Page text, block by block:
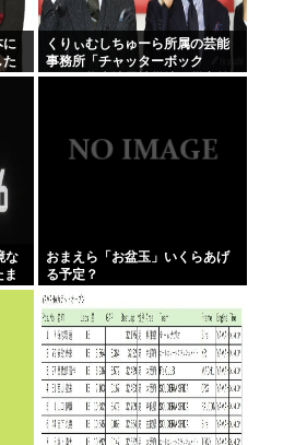
到
くりぃむしちゅーら所属の芸能
事務所「チャッターボック
ス」、熊本地震被災地に災害義
な
ま
おまえら「お盆玉」いくらあげ
る予定？